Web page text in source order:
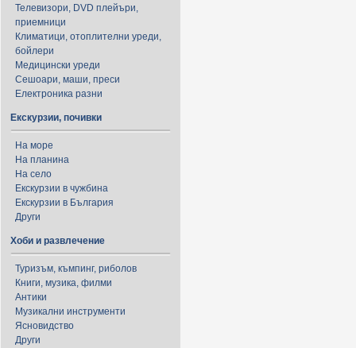
Телевизори, DVD плейъри,
приемници
Климатици, отоплителни уреди,
бойлери
Медицински уреди
Сешоари, маши, преси
Електроника разни
Екскурзии, почивки
На море
На планина
На село
Екскурзии в чужбина
Екскурзии в България
Други
Хоби и развлечение
Туризъм, къмпинг, риболов
Книги, музика, филми
Антики
Музикални инструменти
Ясновидство
Други